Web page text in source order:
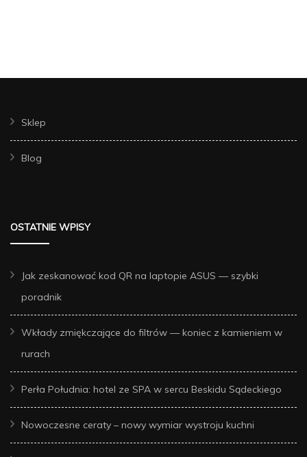
Sklep
Blog
OSTATNIE WPISY
Jak zeskanować kod QR na laptopie ASUS — szybki
poradnik
Wkłady zmiękczające do filtrów — koniec z kamieniem w
rurach
Perła Południa: hotel ze SPA w sercu Beskidu Sądeckiego
Nowoczesne ceraty – nowy wymiar wystroju kuchni